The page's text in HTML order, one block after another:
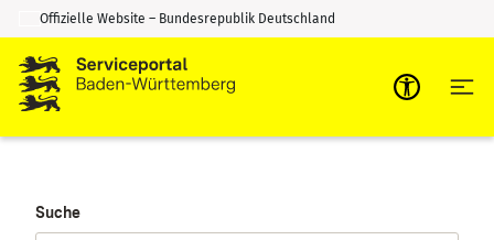
Zum Inhalt springen
Zur Suche springen
Offizielle Website – Bundesrepublik Deutschland
Suche